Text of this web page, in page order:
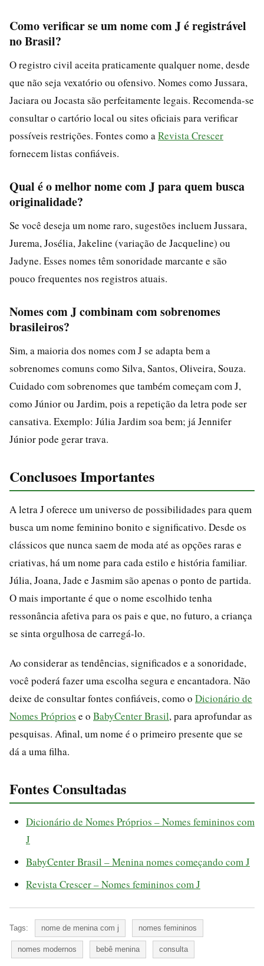
Como verificar se um nome com J é registrável
no Brasil?
O registro civil aceita praticamente qualquer nome, desde
que não seja vexatório ou ofensivo. Nomes como Jussara,
Jaciara ou Jocasta são perfeitamente legais. Recomenda-se
consultar o cartório local ou sites oficiais para verificar
possíveis restrições. Fontes como a Revista Crescer
fornecem listas confiáveis.
Qual é o melhor nome com J para quem busca
originalidade?
Se você deseja um nome raro, sugestões incluem Jussara,
Jurema, Josélia, Jakeline (variação de Jacqueline) ou
Jadyne. Esses nomes têm sonoridade marcante e são
pouco frequentes nos registros atuais.
Nomes com J combinam com sobrenomes
brasileiros?
Sim, a maioria dos nomes com J se adapta bem a
sobrenomes comuns como Silva, Santos, Oliveira, Souza.
Cuidado com sobrenomes que também começam com J,
como Júnior ou Jardim, pois a repetição da letra pode ser
cansativa. Exemplo: Júlia Jardim soa bem; já Jennifer
Júnior pode gerar trava.
Conclusoes Importantes
A letra J oferece um universo de possibilidades para quem
busca um nome feminino bonito e significativo. Desde os
clássicos que nunca saem de moda até as opções raras e
criativas, há um nome para cada estilo e história familiar.
Júlia, Joana, Jade e Jasmim são apenas o ponto de partida.
O mais importante é que o nome escolhido tenha
ressonância afetiva para os pais e que, no futuro, a criança
se sinta orgulhosa de carregá-lo.
Ao considerar as tendências, significados e a sonoridade,
você poderá fazer uma escolha segura e encantadora. Não
deixe de consultar fontes confiáveis, como o Dicionário de
Nomes Próprios e o BabyCenter Brasil, para aprofundar as
pesquisas. Afinal, um nome é o primeiro presente que se
dá a uma filha.
Fontes Consultadas
Dicionário de Nomes Próprios – Nomes femininos com
J
BabyCenter Brasil – Menina nomes começando com J
Revista Crescer – Nomes femininos com J
Tags: nome de menina com j nomes femininos
nomes modernos bebê menina consulta